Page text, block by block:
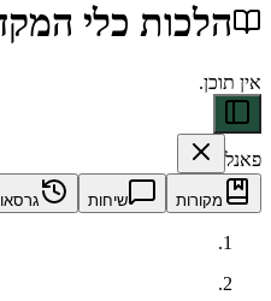
כלי המקדש
שיחות גרסאות